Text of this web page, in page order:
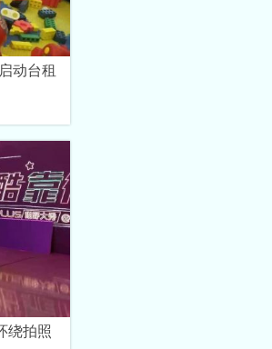
动台租
绕拍照